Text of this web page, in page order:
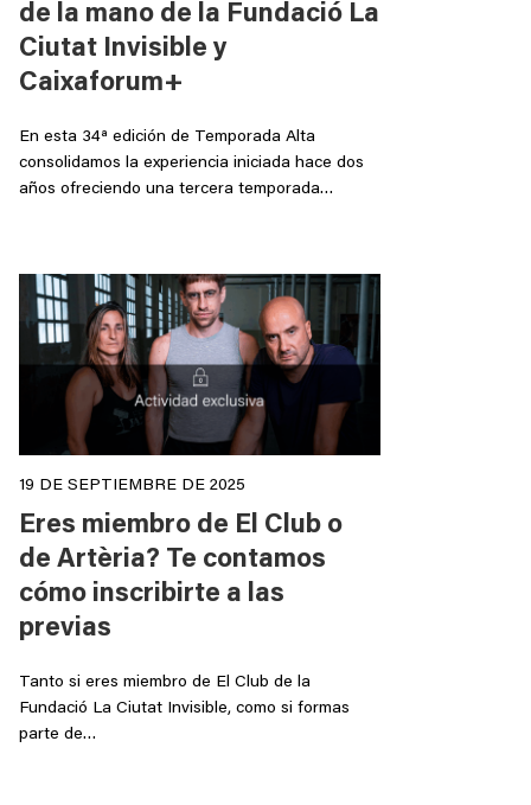
de la mano de la Fundació La
Ciutat Invisible y
Caixaforum+
En esta 34ª edición de Temporada Alta
consolidamos la experiencia iniciada hace dos
años ofreciendo una tercera temporada…
19 DE SEPTIEMBRE DE 2025
Eres miembro de El Club o
de Artèria? Te contamos
cómo inscribirte a las
previas
Tanto si eres miembro de El Club de la
Fundació La Ciutat Invisible, como si formas
parte de…